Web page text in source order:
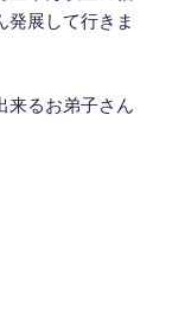
発展して行きま
来るお弟子さん